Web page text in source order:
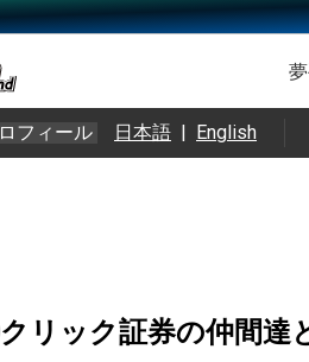
フィール 日本語 | English
リック証券の仲間達